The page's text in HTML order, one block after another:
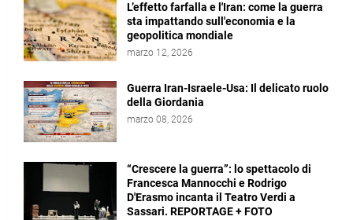
L’effetto farfalla e l'Iran: come la guerra
sta impattando sull'economia e la
geopolitica mondiale
marzo 12, 2026
Guerra Iran-Israele-Usa: Il delicato ruolo
della Giordania
marzo 08, 2026
“Crescere la guerra”: lo spettacolo di
Francesca Mannocchi e Rodrigo
D'Erasmo incanta il Teatro Verdi a
Sassari. REPORTAGE + FOTO